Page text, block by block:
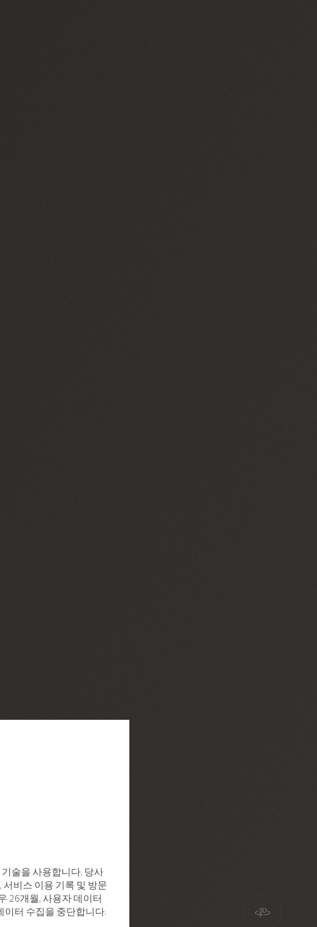
술을 사용합니다. 당사
서비스 이용 기록 및 방문
26개월, 사용자 데이터
이터 수집을 중단합니다.